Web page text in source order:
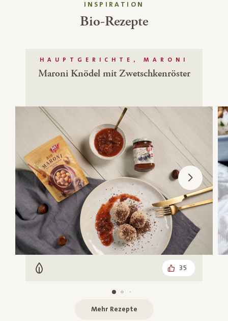
INSPIRATION
Bio-Rezepte
HAUPTGERICHTE, MARONI
Maroni Knödel mit Zwetschkenröster
Vegetarisch 35
Mehr Rezepte